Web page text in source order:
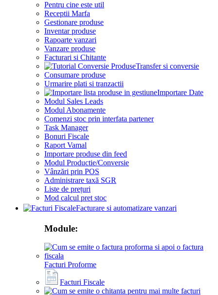
Pentru cine este util
Receptii Marfa
Gestionare produse
Inventar produse
Rapoarte vanzari
Vanzare produse
Facturari si Chitante
Transfer si conversie
Consumare produse
Urmarire plati si tranzactii
Importare Date
Modul Sales Leads
Modul Abonamente
Comenzi stoc prin interfata partener
Task Manager
Bonuri Fiscale
Raport Vamal
Importare produse din feed
Modul Productie/Conversie
Vânzări prin POS
Administrare taxă SGR
Liste de prețuri
Mod calcul pret stoc
Facturare si automatizare vanzari
Module:
Facturi Proforme
Facturi Fiscale